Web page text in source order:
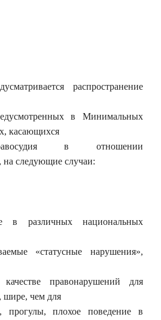
распространение
в Минимальных
касающихся
в отношении
на следующие случаи:
в различных национальных
«статусные нарушения»,
правонарушений для
шире, чем для
прогулы, плохое поведение в